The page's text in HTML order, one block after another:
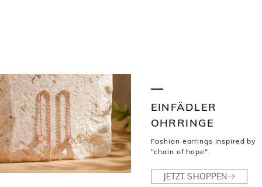
EINFÄDLER
OHRRINGE
Fashion earrings inspired by
"chain of hope".
JETZT SHOPPEN